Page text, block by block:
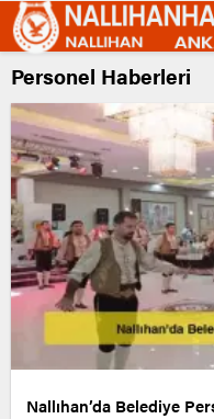
Personel Haberleri
Nallıhan’da Belediye